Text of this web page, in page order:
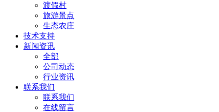
渡假村
旅游景点
生态农庄
技术支持
新闻资讯
全部
公司动态
行业资讯
联系我们
联系我们
在线留言